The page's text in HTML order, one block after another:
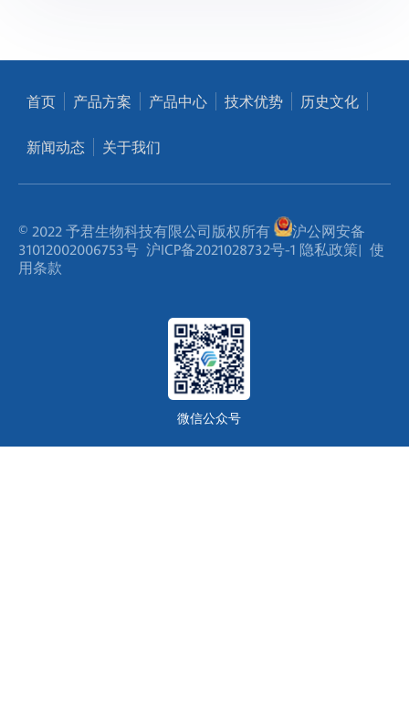
首页 产品方案 产品中心 技术优势 历史文化
新闻动态 关于我们
© 2022 予君生物科技有限公司版权所有
沪公网安备
31012002006753号 沪ICP备2021028732号-1 隐私政策| 使
用条款
微信公众号